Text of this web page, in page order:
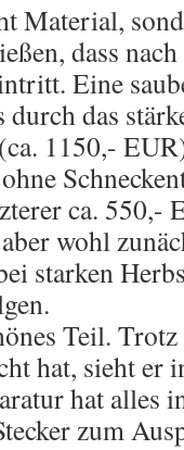
Material,
dass
Eine
durch das
1150,-
ca. 550,-
wohl
starken
Teil. Trotz
hat, sieht er
hat alles
zum